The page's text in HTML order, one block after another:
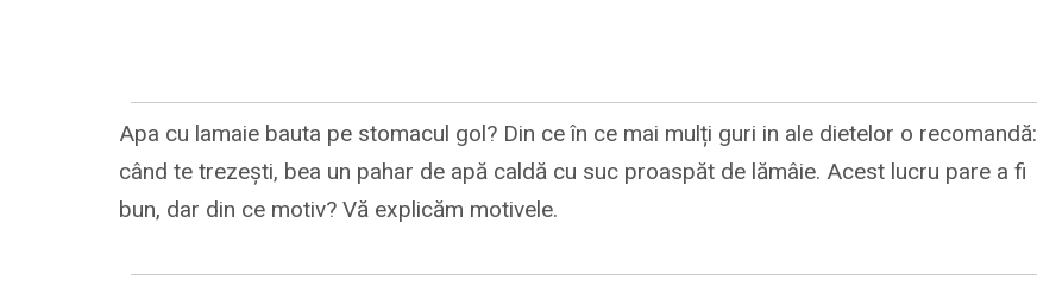
Apa cu lamaie bauta pe stomacul gol? Din ce în ce mai mulți guri in ale dietelor o recomandă:
când te trezești, bea un pahar de apă caldă cu suc proaspăt de lămâie. Acest lucru pare a fi
bun, dar din ce motiv? Vă explicăm motivele.